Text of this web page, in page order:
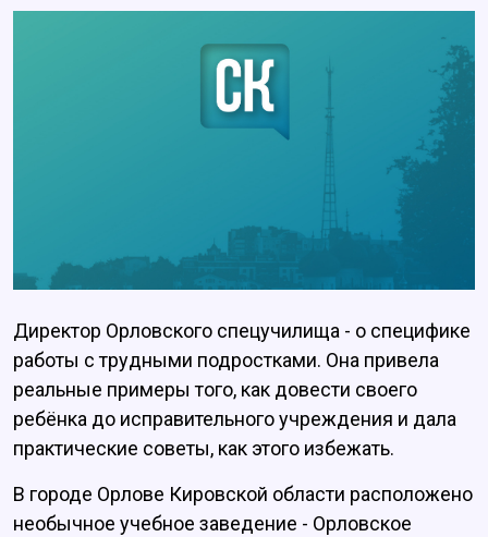
Директор Орловского спецучилища - о специфике
работы с трудными подростками. Она привела
реальные примеры того, как довести своего
ребёнка до исправительного учреждения и дала
практические советы, как этого избежать.
В городе Орлове Кировской области расположено
необычное учебное заведение - Орловское